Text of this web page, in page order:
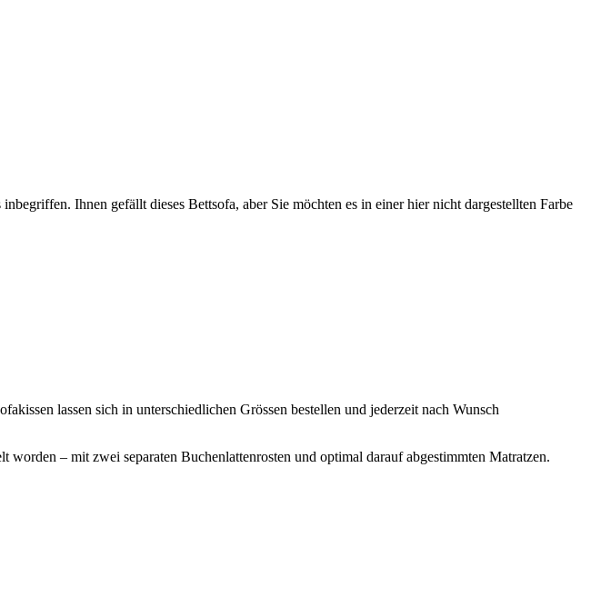
Ihnen gefällt dieses Bettsofa, aber Sie möchten es in einer hier nicht dargestellten Farbe
lassen sich in unterschiedlichen Grössen bestellen und jederzeit nach Wunsch
– mit zwei separaten Buchenlattenrosten und optimal darauf abgestimmten Matratzen.